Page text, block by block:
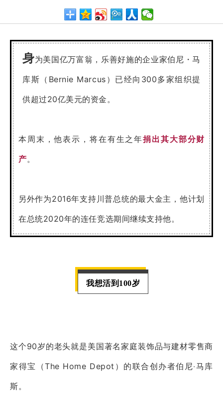
身为美国亿万富翁，乐善好施的企业家伯尼・马
库斯（Bernie Marcus）已经向300多家组织提
供超过20亿美元的资金。
本周末，他表示，将在有生之年捐出其大部分财
产。
另外作为2016年支持川普总统的最大金主，他计划
在总统2020年的连任竞选期间继续支持他。
我想活到100岁
这个90岁的老头就是美国著名家庭装饰品与建材零售商
家得宝（The Home Depot）的联合创办者伯尼‧马库
斯。